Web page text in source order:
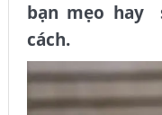
bạn mẹo hay
cách.